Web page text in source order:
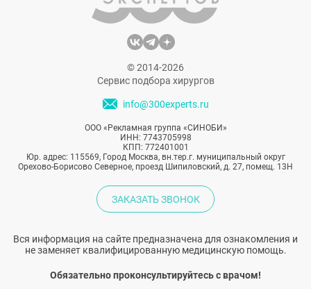
есть преимущества у этого нового
подхода.
© 2014-2026
Сервис подбора хирургов
info@300experts.ru
ООО «Рекламная группа «СИНОБИ»
ИНН: 7743705998
КПП: 772401001
Юр. адрес: 115569, Город Москва, вн.тер.г. муниципальный округ
Орехово-Борисово Северное, проезд Шипиловский, д. 27, помещ. 13Н
ЗАКАЗАТЬ ЗВОНОК
Вся информация на сайте предназначена для ознакомления и
не заменяет квалифицированную медицинскую помощь.
Обязательно проконсультируйтесь с врачом!